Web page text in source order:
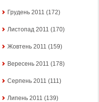
Грудень 2011 (172)
Листопад 2011 (170)
Жовтень 2011 (159)
Вересень 2011 (178)
Серпень 2011 (111)
Липень 2011 (139)